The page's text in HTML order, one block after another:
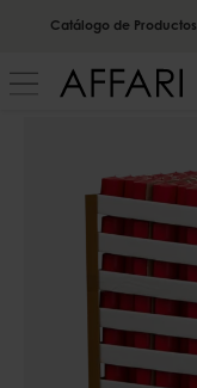
Catálogo de Productos